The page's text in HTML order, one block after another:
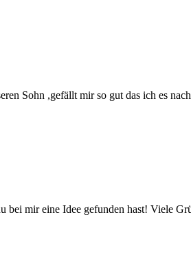
Sohn ,gefällt mir so gut das ich es
bei mir eine Idee gefunden hast! Viele